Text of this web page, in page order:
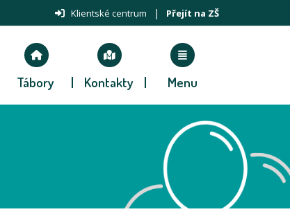
Klientské centrum | Přejít na ZŠ
Tábory Kontakty Menu